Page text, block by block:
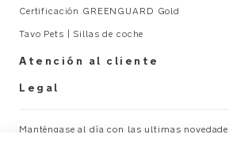
18001
Peso:
kg
DIMENSIONES: Largo
65
Certificación GREENGUARD Gold
Tavo Pets | Sillas de coche
Atención al cliente
Legal
Manténgase al día con las ultimas